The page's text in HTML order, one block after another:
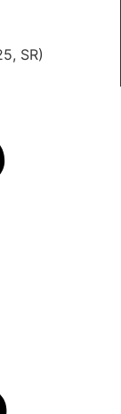
SR)